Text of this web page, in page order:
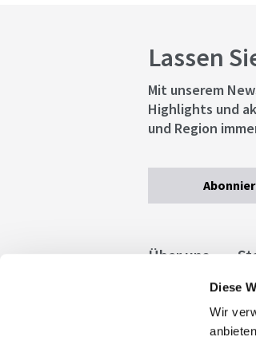
Diese
Wir
Lassen
Mit unserem
Highlights und
und Region
Über uns
Allgemeine
stuttgart.de